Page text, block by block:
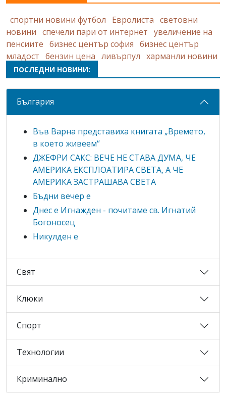
спортни новини футбол Евролиста световни
новини спечели пари от интернет увеличение на
пенсиите бизнес център софия бизнес център
младост бензин цена ливърпул харманли новини
ПОСЛЕДНИ НОВИНИ:
България
Във Варна представиха книгата „Времето,
в което живеем“
ДЖЕФРИ САКС: ВЕЧЕ НЕ СТАВА ДУМА, ЧЕ
АМЕРИКА ЕКСПЛОАТИРА СВЕТА, А ЧЕ
АМЕРИКА ЗАСТРАШАВА СВЕТА
Бъдни вечер е
Днес е Игнажден - почитаме св. Игнатий
Богоносец
Никулден е
Свят
Клюки
Спорт
Технологии
Криминално